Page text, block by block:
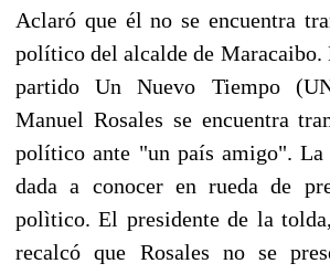
Aclaró que él no se encuentra
político del alcalde de Maracaibo.
partido Un Nuevo Tiempo
Manuel Rosales se encuentra
político ante "un país amigo".
dada a conocer en rueda de
polìtico. El presidente de la
recalcó que Rosales no se